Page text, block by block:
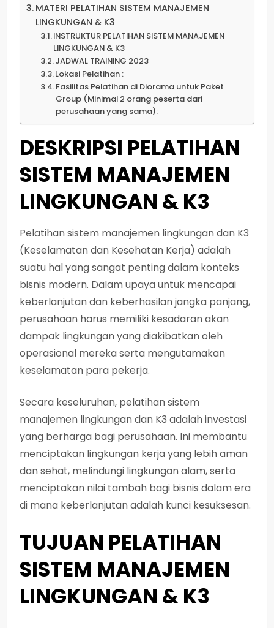
MATERI PELATIHAN SISTEM MANAJEMEN
LINGKUNGAN & K3
INSTRUKTUR PELATIHAN SISTEM MANAJEMEN
LINGKUNGAN & K3
JADWAL TRAINING 2023
Lokasi Pelatihan :
Fasilitas Pelatihan di Diorama untuk Paket
Group (Minimal 2 orang peserta dari
perusahaan yang sama):
DESKRIPSI PELATIHAN
SISTEM MANAJEMEN
LINGKUNGAN & K3
Pelatihan sistem manajemen lingkungan dan K3
(Keselamatan dan Kesehatan Kerja) adalah
suatu hal yang sangat penting dalam konteks
bisnis modern. Dalam upaya untuk mencapai
keberlanjutan dan keberhasilan jangka panjang,
perusahaan harus memiliki kesadaran akan
dampak lingkungan yang diakibatkan oleh
operasional mereka serta mengutamakan
keselamatan para pekerja.
Secara keseluruhan, pelatihan sistem
manajemen lingkungan dan K3 adalah investasi
yang berharga bagi perusahaan. Ini membantu
menciptakan lingkungan kerja yang lebih aman
dan sehat, melindungi lingkungan alam, serta
menciptakan nilai tambah bagi bisnis dalam era
di mana keberlanjutan adalah kunci kesuksesan.
TUJUAN PELATIHAN
SISTEM MANAJEMEN
LINGKUNGAN & K3